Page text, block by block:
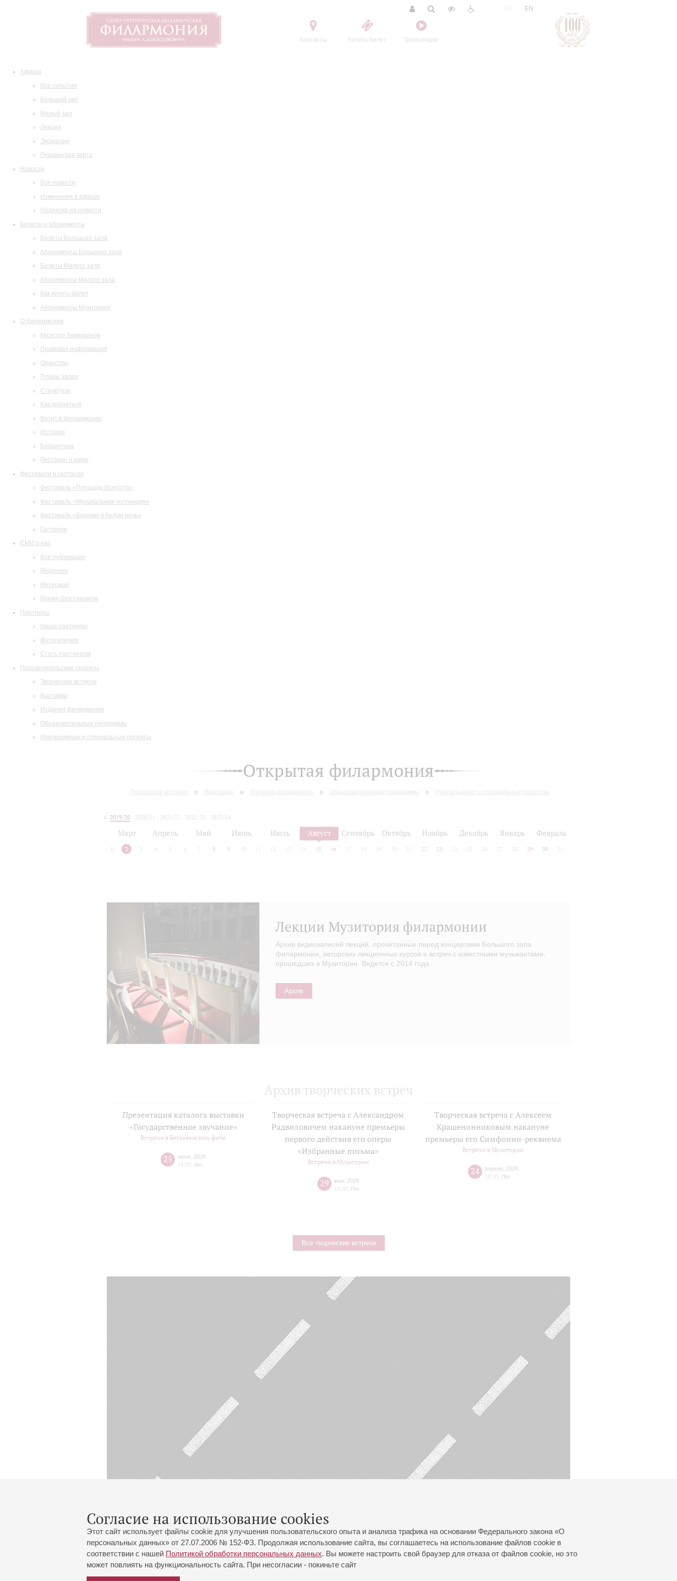
Контакты Купить билет Трансляции
EN
Афиша
Все события
Большой зал
Малый зал
Лекции
Экскурсии
Пушкинская карта
Новости
Все новости
Изменения в афише
Подписка на новости
Билеты и абонементы
Билеты Большого зала
Абонементы Большого зала
Билеты Малого зала
Абонементы Малого зала
Как купить билет
Абонементы Музитория
О филармонии
Маэстро Темирканов
Правовая информация
Оркестры
Планы залов
Структура
Как добраться
Визит в филармонию
История
Библиотека
Ресторан и кафе
Фестивали и гастроли
Фестиваль «Площадь Искусств»
Фестиваль «Музыкальная коллекция»
Фестиваль «Барокко в белую ночь»
Гастроли
СМИ о нас
Все публикации
Рецензии
Интервью
Время Шостаковича
Партнеры
Наши партнеры
Фотогалерея
Стать партнером
Просветительские проекты
Творческие встречи
Выставки
Издания филармонии
Образовательные программы
Инклюзивные и специальные проекты
Открытая филармония
Творческие встречи Выставки Издания филармонии Образовательные программы Инклюзивные и специальные проекты
Согласие на использование cookies
Этот сайт использует файлы cookie для улучшения пользовательского опыта и анализа трафика на основании Федерального закона «О
персональных данных» от 27.07.2006 № 152-ФЗ. Продолжая использование сайта, вы соглашаетесь на использование файлов cookie в
соответствии с нашей Политикой обработки персональных данных. Вы можете настроить свой браузер для отказа от файлов cookie, но это
может повлиять на функциональность сайта. При несогласии - покиньте сайт
2019/20 2020/21 2021/22 2022/23
2023/24
Март Апрель Май Июнь Июль Август Сентябрь Октябрь Ноябрь Декабрь Январь Февраль
1 2 3 4 5 6 7 8 9 10 12 13 14 15 16 17 18 19 20 21 22 23 24 25 26 27 28 29 30 31
Лекции Музитория филармонии
Архив видеозаписей лекций, прочитанные перед концертами Большого зала
филармонии, авторских лекционных курсов и встреч с известными музыкантами,
прошедших в Музитории. Ведется с 2014 года.
Архив
Архив творческих встреч
Презентация каталога выставки
«Государственное звучание»
Встречи в Бетховенском фойе
25 июня 2026
14:00 Чт
Творческая встреча с Александром
Радвиловичем накануне премьеры
первого действия его оперы
«Избранные письма»
Встречи в Музитории
29 мая, 2026
18:30, Пт
Творческая встреча с Алексеем
Крашенинниковым накануне
премьеры его Симфонии-реквиема
Встречи в Музитории
24 апреля 2026
18:30 Пт
Все творческие встречи
Большой зал:
191186, Санкт-Петербург, Михайловская ул., 2